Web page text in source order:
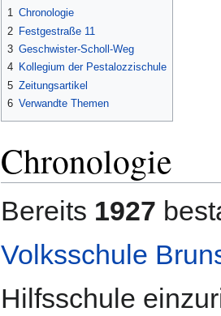
1 Chronologie
2 Festgestraße 11
3 Geschwister-Scholl-Weg
4 Kollegium der Pestalozzischule
5 Zeitungsartikel
6 Verwandte Themen
Chronologie
Bereits 1927
Volksschule
Hilfsschule